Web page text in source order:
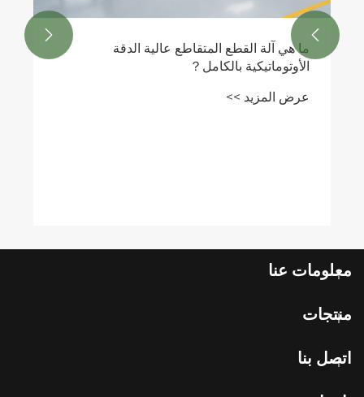
ما هي آلة القطع المتقاطع عالية الدقة
الأوتوماتيكية بالكامل？
عرض المزيد >>


معلومات عنا
منتجات
اتصل بنا